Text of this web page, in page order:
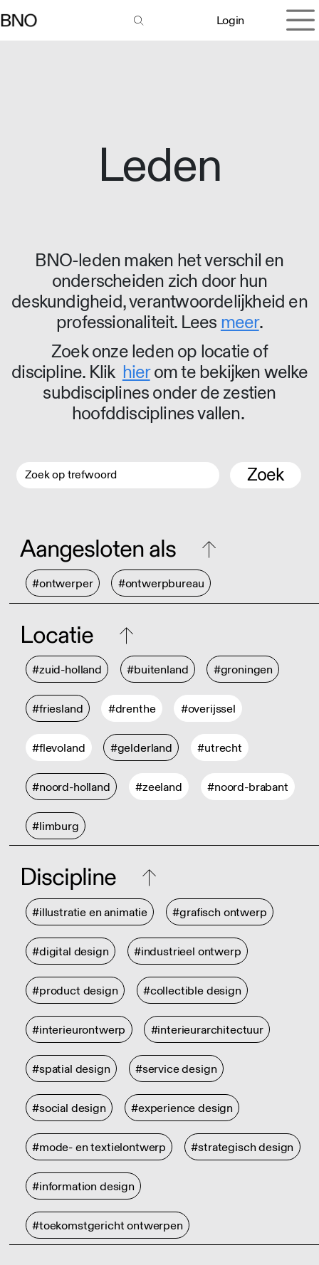
Login
Leden
BNO-leden maken het verschil en
onderscheiden zich door hun
deskundigheid, verantwoordelijkheid en
professionaliteit. Lees meer.
Zoek onze leden op locatie of
discipline. Klik hierom te bekijken welke
subdisciplines onder de zestien
hoofddisciplines vallen.
Zoek
Aangesloten als
#ontwerper #ontwerpbureau
Locatie
#zuid-holland #buitenland #groningen
#friesland #drenthe #overijssel
#flevoland #gelderland #utrecht
#noord-holland #zeeland #noord-brabant
#limburg
Discipline
#illustratie en animatie #grafisch ontwerp
#digital design #industrieel ontwerp
#product design #collectible design
#interieurontwerp #interieurarchitectuur
#spatial design #service design
#social design #experience design
#mode- en textielontwerp #strategisch design
#information design
#toekomstgericht ontwerpen